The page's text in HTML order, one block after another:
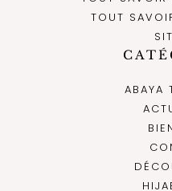
TOUT
ABAYA